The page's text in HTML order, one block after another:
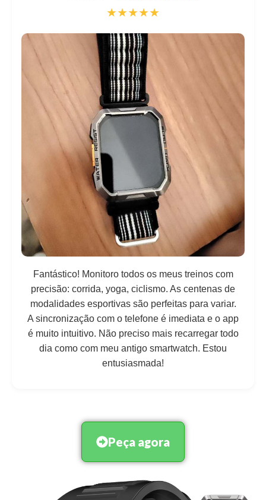
★★★★★
Fantástico! Monitoro todos os meus treinos com
precisão: corrida, yoga, ciclismo. As centenas de
modalidades esportivas são perfeitas para variar.
A sincronização com o telefone é imediata e o app
é muito intuitivo. Não preciso mais recarregar todo
dia como com meu antigo smartwatch. Estou
entusiasmada!
Peça agora